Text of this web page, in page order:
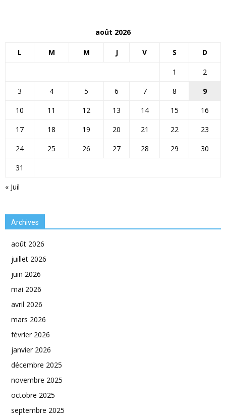
août 2026
L M M J V S D
« Juil
1
2
3
4 5 6 7 8
9
10
11 12 13 14 15
16
17
18 19 20 21 22
23
24
25 26 27 28 29
30
31
Archives
août 2026
juillet 2026
juin 2026
mai 2026
avril 2026
mars 2026
février 2026
janvier 2026
décembre 2025
novembre 2025
octobre 2025
septembre 2025